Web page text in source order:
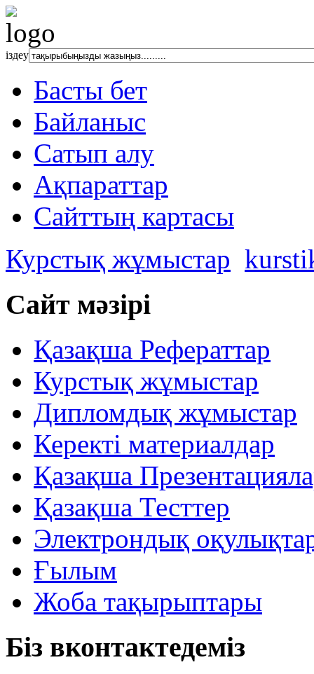
іздеу
Басты бет
Байланыс
Сатып алу
Ақпараттар
Сайттың картасы
Курстық жұмыстар
Сайт мәзірі
Қазақша Рефераттар
Курстық жұмыстар
Дипломдық жұмыстар
Керекті материалдар
Қазақша
Қазақша Тесттер
Электрондық
Ғылым
Жоба тақырыптары
Біз вконтактедеміз